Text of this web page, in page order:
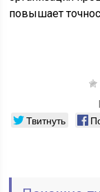
повышает
Твитнуть